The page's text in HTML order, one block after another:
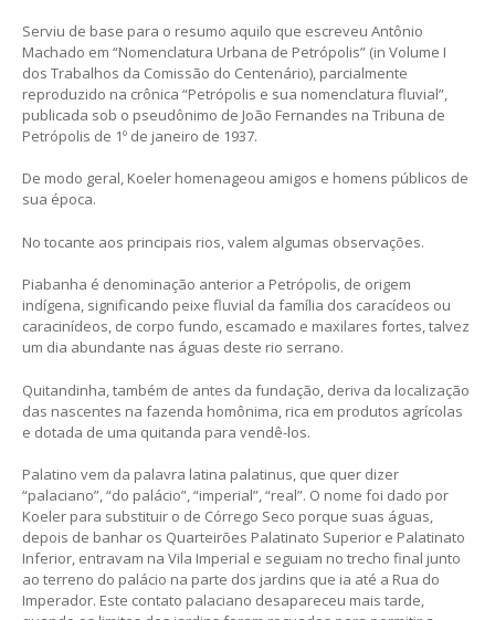
Serviu de base para o resumo aquilo que escreveu Antônio
Machado em “Nomenclatura Urbana de Petrópolis” (in Volume I
dos Trabalhos da Comissão do Centenário), parcialmente
reproduzido na crônica “Petrópolis e sua nomenclatura fluvial”,
publicada sob o pseudônimo de João Fernandes na Tribuna de
Petrópolis de 1º de janeiro de 1937.
De modo geral, Koeler homenageou amigos e homens públicos de
sua época.
No tocante aos principais rios, valem algumas observações.
Piabanha é denominação anterior a Petrópolis, de origem
indígena, significando peixe fluvial da família dos caracídeos ou
caracinídeos, de corpo fundo, escamado e maxilares fortes, talvez
um dia abundante nas águas deste rio serrano.
Quitandinha, também de antes da fundação, deriva da localização
das nascentes na fazenda homônima, rica em produtos agrícolas
e dotada de uma quitanda para vendê-los.
Palatino vem da palavra latina palatinus, que quer dizer
“palaciano”, “do palácio”, “imperial”, “real”. O nome foi dado por
Koeler para substituir o de Córrego Seco porque suas águas,
depois de banhar os Quarteirões Palatinato Superior e Palatinato
Inferior, entravam na Vila Imperial e seguiam no trecho final junto
ao terreno do palácio na parte dos jardins que ia até a Rua do
Imperador. Este contato palaciano desapareceu mais tarde,